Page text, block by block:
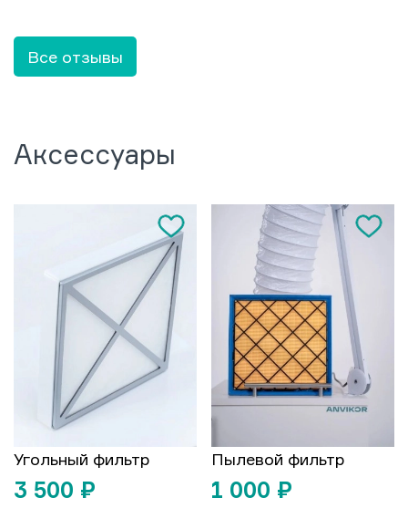
Все отзывы
Аксессуары
Угольный фильтр
3 500 ₽
Пылевой фильтр
1 000 ₽